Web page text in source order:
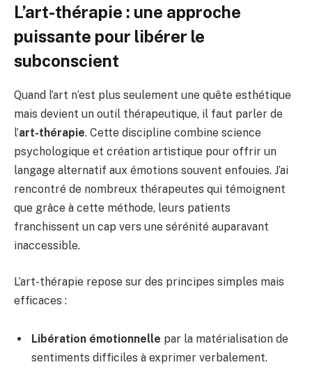
L’art-thérapie : une approche
puissante pour libérer le
subconscient
Quand l’art n’est plus seulement une quête esthétique
mais devient un outil thérapeutique, il faut parler de
l’art-thérapie. Cette discipline combine science
psychologique et création artistique pour offrir un
langage alternatif aux émotions souvent enfouies. J’ai
rencontré de nombreux thérapeutes qui témoignent
que grâce à cette méthode, leurs patients
franchissent un cap vers une sérénité auparavant
inaccessible.
L’art-thérapie repose sur des principes simples mais
efficaces :
Libération émotionnelle par la matérialisation de
sentiments difficiles à exprimer verbalement.